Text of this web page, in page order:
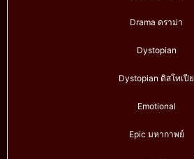
Drama ดราม่า
Dystopian
Dystopian ดิสโทเปีย
Emotional
Epic มหากาพย์